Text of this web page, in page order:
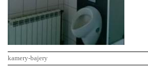
kamery-bajery